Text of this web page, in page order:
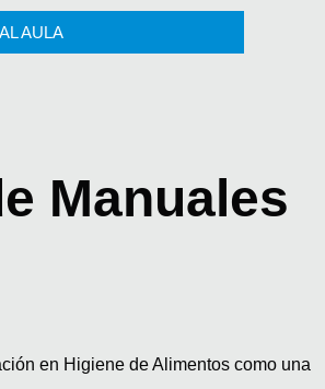
AULA
Manuales
en Higiene de Alimentos como una